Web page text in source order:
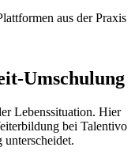
aus der Praxis
Umschulung
Lebenssituation. Hier
bei Talentivo